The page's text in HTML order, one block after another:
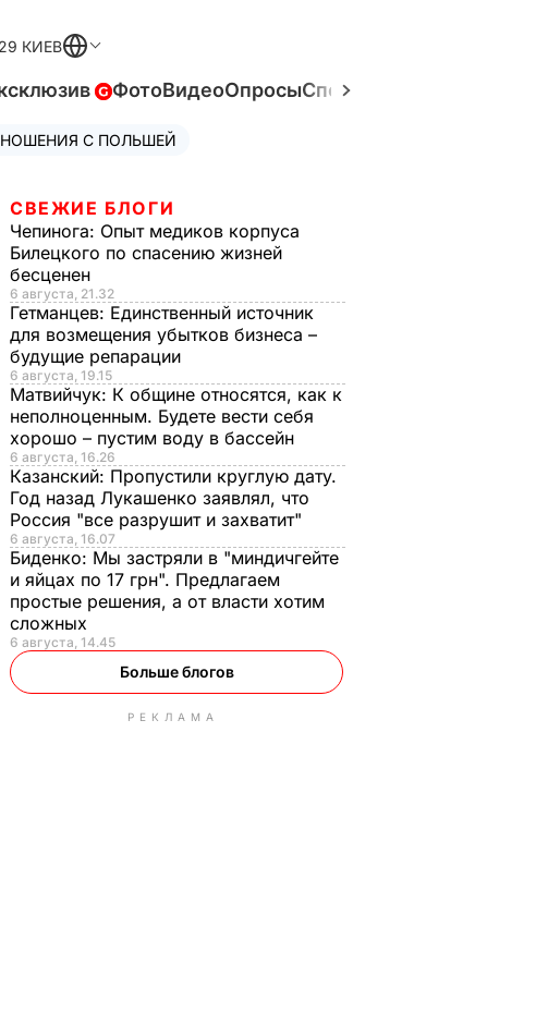
КИЕВ
ФотоВидеоОпросыСпецпроекты
С ПОЛЬШЕЙ
СВЕЖИЕ БЛОГИ
Чепинога: Опыт медиков корпуса
Билецкого по спасению жизней
бесценен
6 августа, 21.32
Гетманцев: Единственный источник
для возмещения убытков бизнеса –
будущие репарации
6 августа, 19.15
Матвийчук: К общине относятся, как к
неполноценным. Будете вести себя
хорошо – пустим воду в бассейн
6 августа, 16.26
Казанский: Пропустили круглую дату.
Год назад Лукашенко заявлял, что
Россия "все разрушит и захватит"
6 августа, 16.07
Биденко: Мы застряли в "миндичгейте
и яйцах по 17 грн". Предлагаем
простые решения, а от власти хотим
сложных
6 августа, 14.45
Больше блогов
РЕКЛАМА